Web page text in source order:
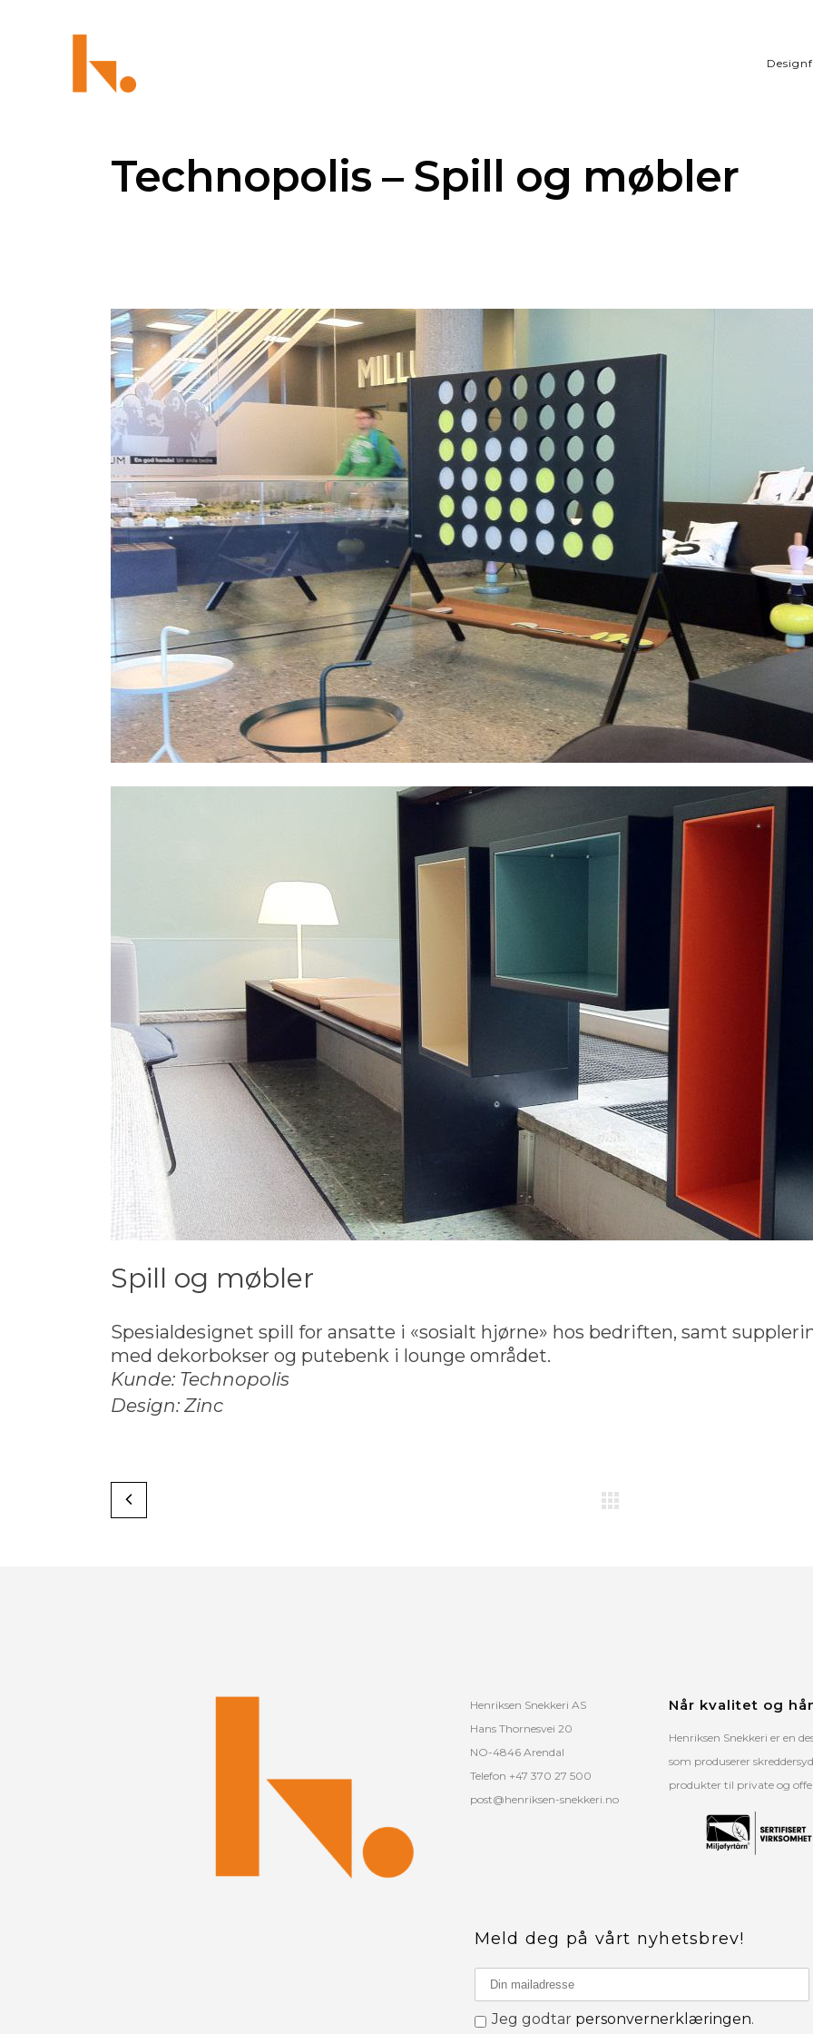
Technopolis – Spill og møbler
Spill og møbler
Spesialdesignet spill for ansatte i «sosialt hjørne» hos bedriften, samt
med dekorbokser og putebenk i lounge området.
Kunde: Technopolis
Design: Zinc
Henriksen Snekkeri AS
Hans Thornesvei 20
NO-4846 Arendal
Telefon +47 370 27 500
post@henriksen-snekkeri.no
Når kvalitet og
Henriksen Snekkeri er en
som produserer
produkter til private og
Meld deg på vårt nyhetsbrev!
Jeg godtar personvernerklæringen.